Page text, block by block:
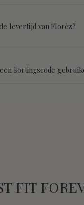
levertijd van Florèz?
kortingscode
FIT